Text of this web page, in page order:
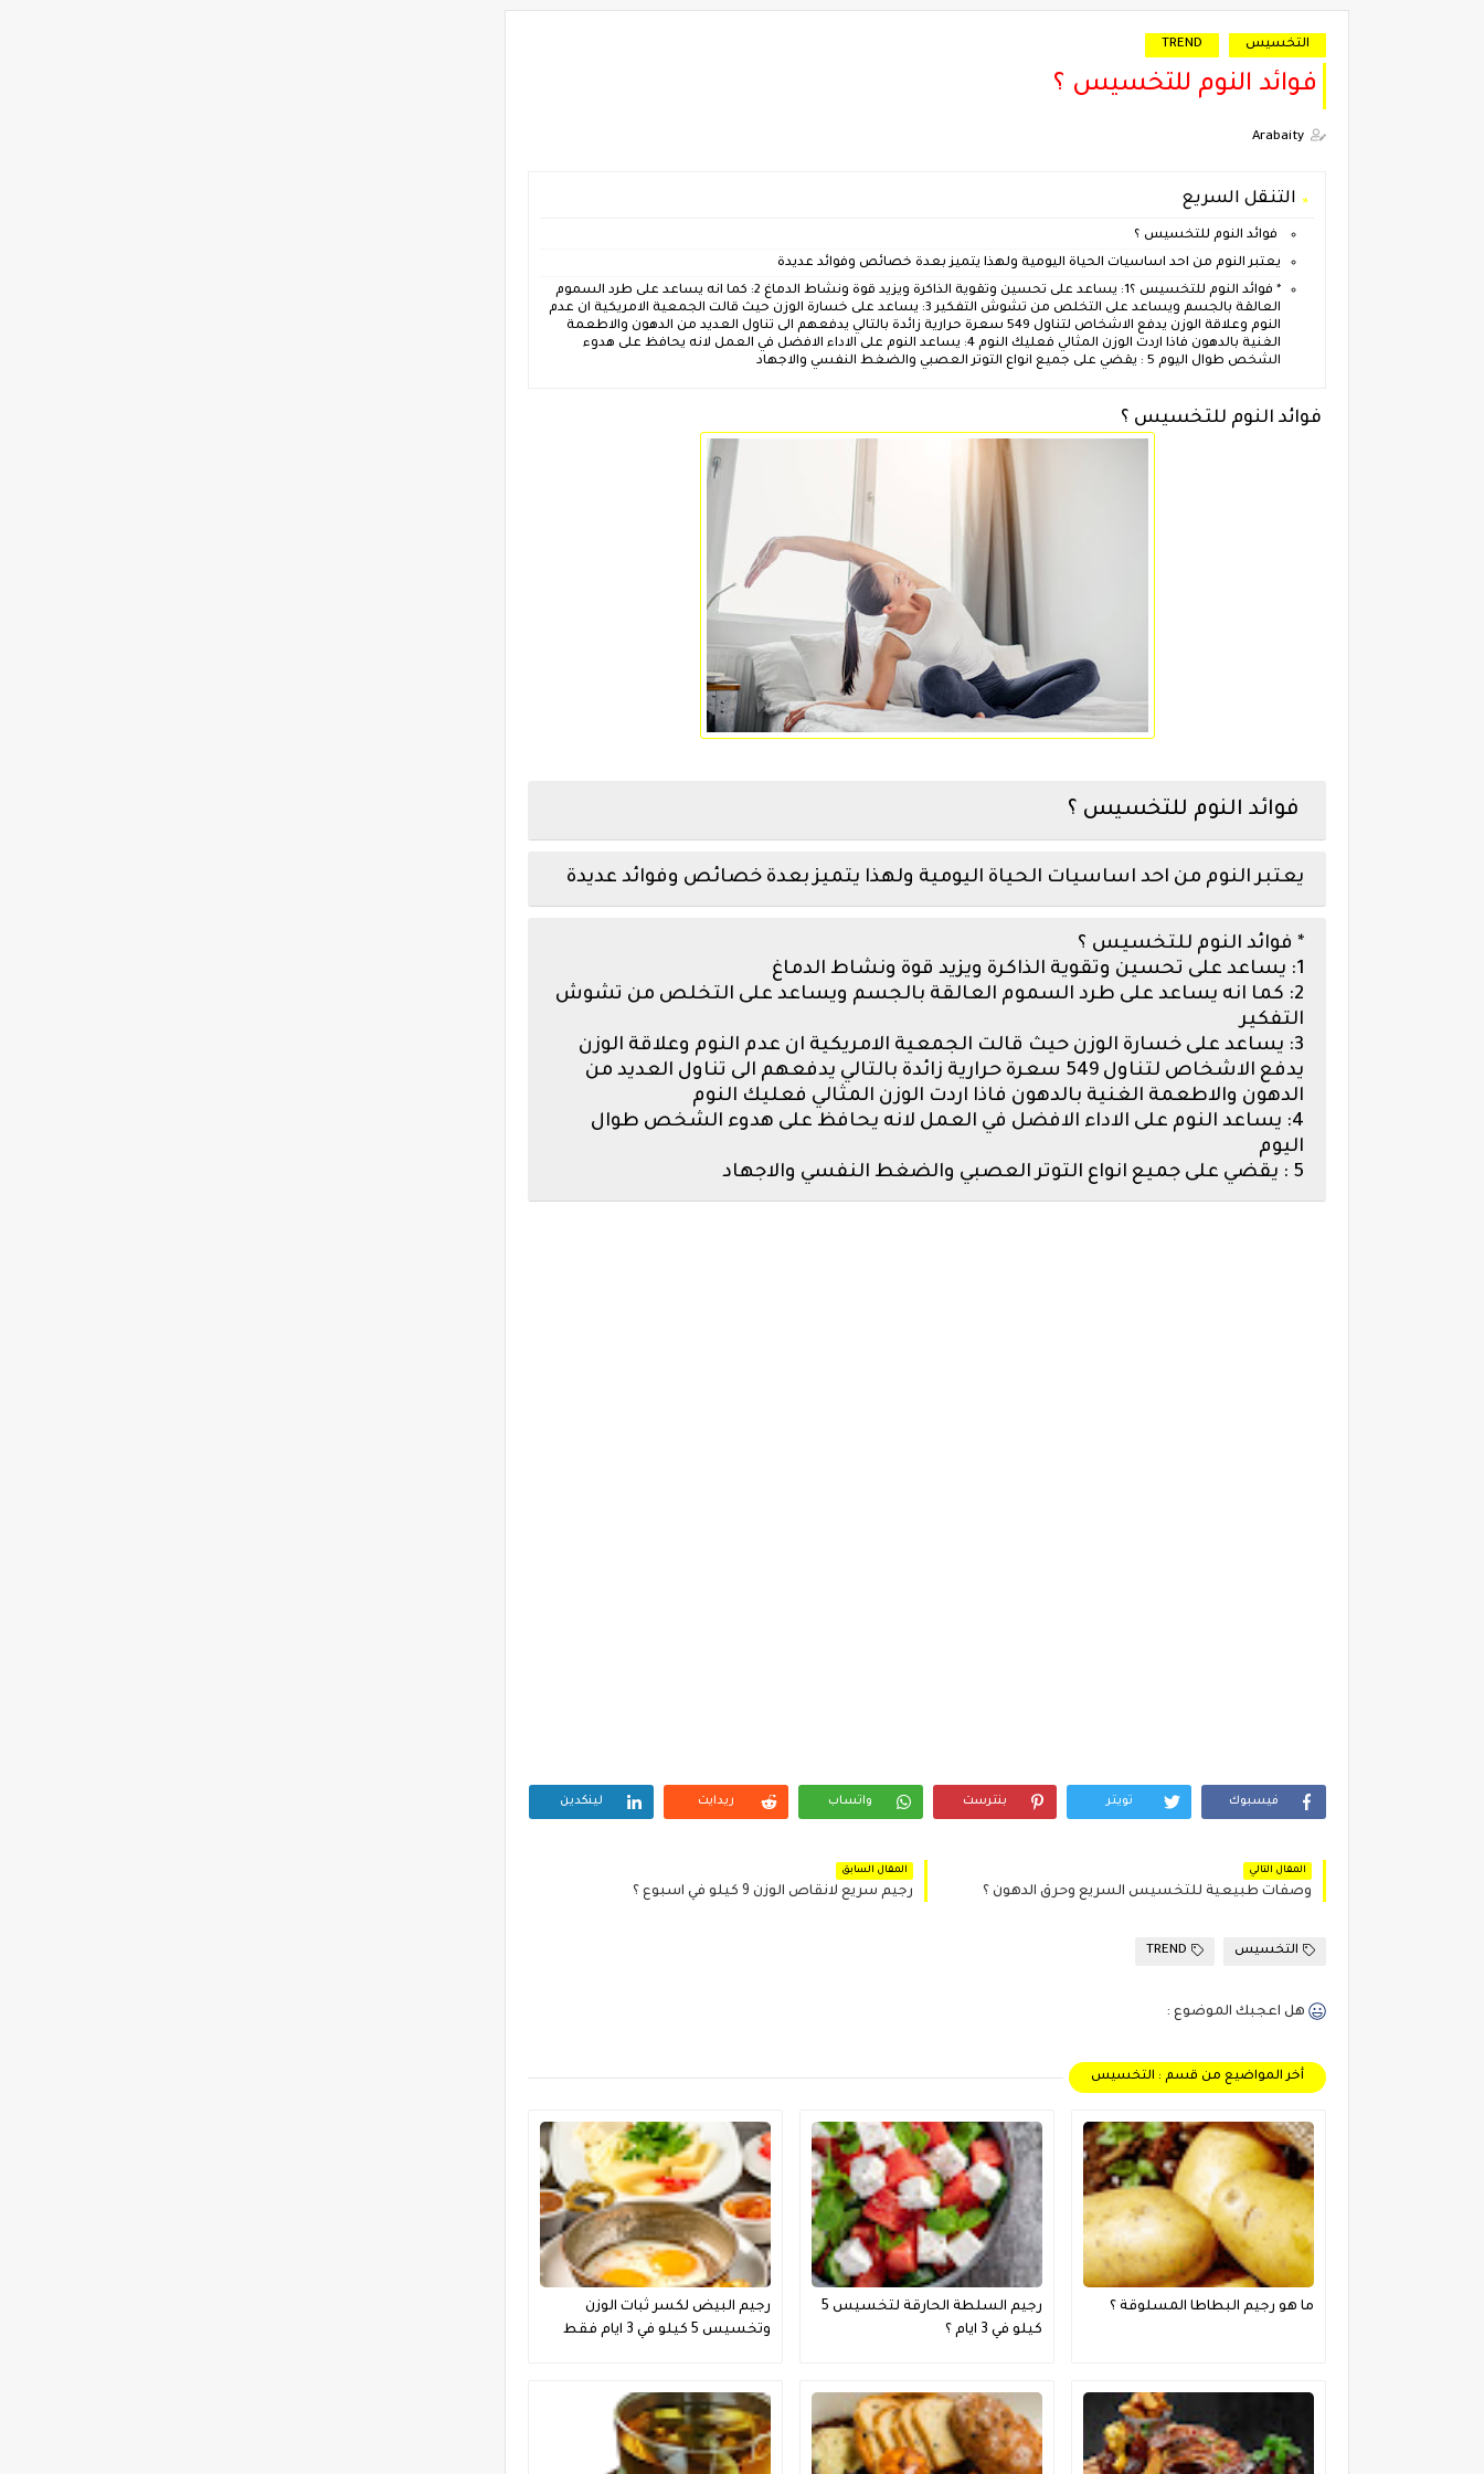
التخسيس TREND
فوائد النوم للتخسيس ؟
Arabaity
التنقل السريع
فوائد النوم للتخسيس ؟
يعتبر النوم من احد اساسيات الحياة اليومية ولهذا يتميز بعدة خصائص وفوائد عديدة
* فوائد النوم للتخسيس ؟1: يساعد على تحسين وتقوية الذاكرة ويزيد قوة ونشاط الدماغ 2: كما انه يساعد على طرد السموم
العالقة بالجسم ويساعد على التخلص من تشوش التفكير 3: يساعد على خسارة الوزن حيث قالت الجمعية الامريكية ان عدم
النوم وعلاقة الوزن يدفع الاشخاص لتناول 549 سعرة حرارية زائدة بالتالي يدفعهم الى تناول العديد من الدهون والاطعمة
الغنية بالدهون فاذا اردت الوزن المثالي فعليك النوم 4: يساعد النوم على الاداء الافضل في العمل لانه يحافظ على هدوء
الشخص طوال اليوم 5 : يقضي على جميع انواع التوتر العصبي والضغط النفسي والاجهاد
فوائد النوم للتخسيس ؟
فوائد النوم للتخسيس ؟
يعتبر النوم من احد اساسيات الحياة اليومية ولهذا يتميز بعدة خصائص وفوائد عديدة
* فوائد النوم للتخسيس ؟
1: يساعد على تحسين وتقوية الذاكرة ويزيد قوة ونشاط الدماغ
2: كما انه يساعد على طرد السموم العالقة بالجسم ويساعد على التخلص من تشوش
التفكير
3: يساعد على خسارة الوزن حيث قالت الجمعية الامريكية ان عدم النوم وعلاقة الوزن
يدفع الاشخاص لتناول 549 سعرة حرارية زائدة بالتالي يدفعهم الى تناول العديد من
الدهون والاطعمة الغنية بالدهون فاذا اردت الوزن المثالي فعليك النوم
4: يساعد النوم على الاداء الافضل في العمل لانه يحافظ على هدوء الشخص طوال
اليوم
5 : يقضي على جميع انواع التوتر العصبي والضغط النفسي والاجهاد
فيسبوك تويتر بنترست واتساب ريدايت لينكدين
المقال التالي
وصفات طبيعية للتخسيس السريع وحرق الدهون ؟
المقال السابق
رجيم سريع لانقاص الوزن 9 كيلو في اسبوع ؟
التخسيس TREND
هل اعجبك الموضوع :
أخر المواضيع من قسم : التخسيس
ما هو رجيم البطاطا المسلوقة ؟
رجيم السلطة الحارقة لتخسيس 5
كيلو في 3 ايام ؟
رجيم البيض لكسر ثبات الوزن
وتخسيس 5 كيلو في 3 ايام فقط